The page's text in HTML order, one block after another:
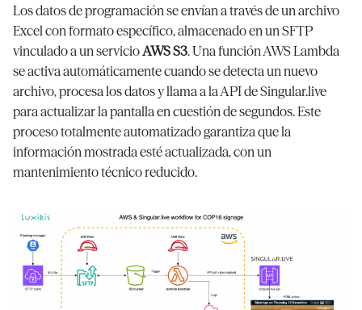
Los datos de programación se envían a través de un archivo
Excel con formato específico, almacenado en un SFTP
vinculado a un servicioAWS S3. Una función AWS Lambda
se activa automáticamente cuando se detecta un nuevo
archivo, procesa los datos y llama a la API de Singular.live
para actualizar la pantalla en cuestión de segundos. Este
proceso totalmente automatizado garantiza que la
información mostrada esté actualizada, con un
mantenimiento técnico reducido.